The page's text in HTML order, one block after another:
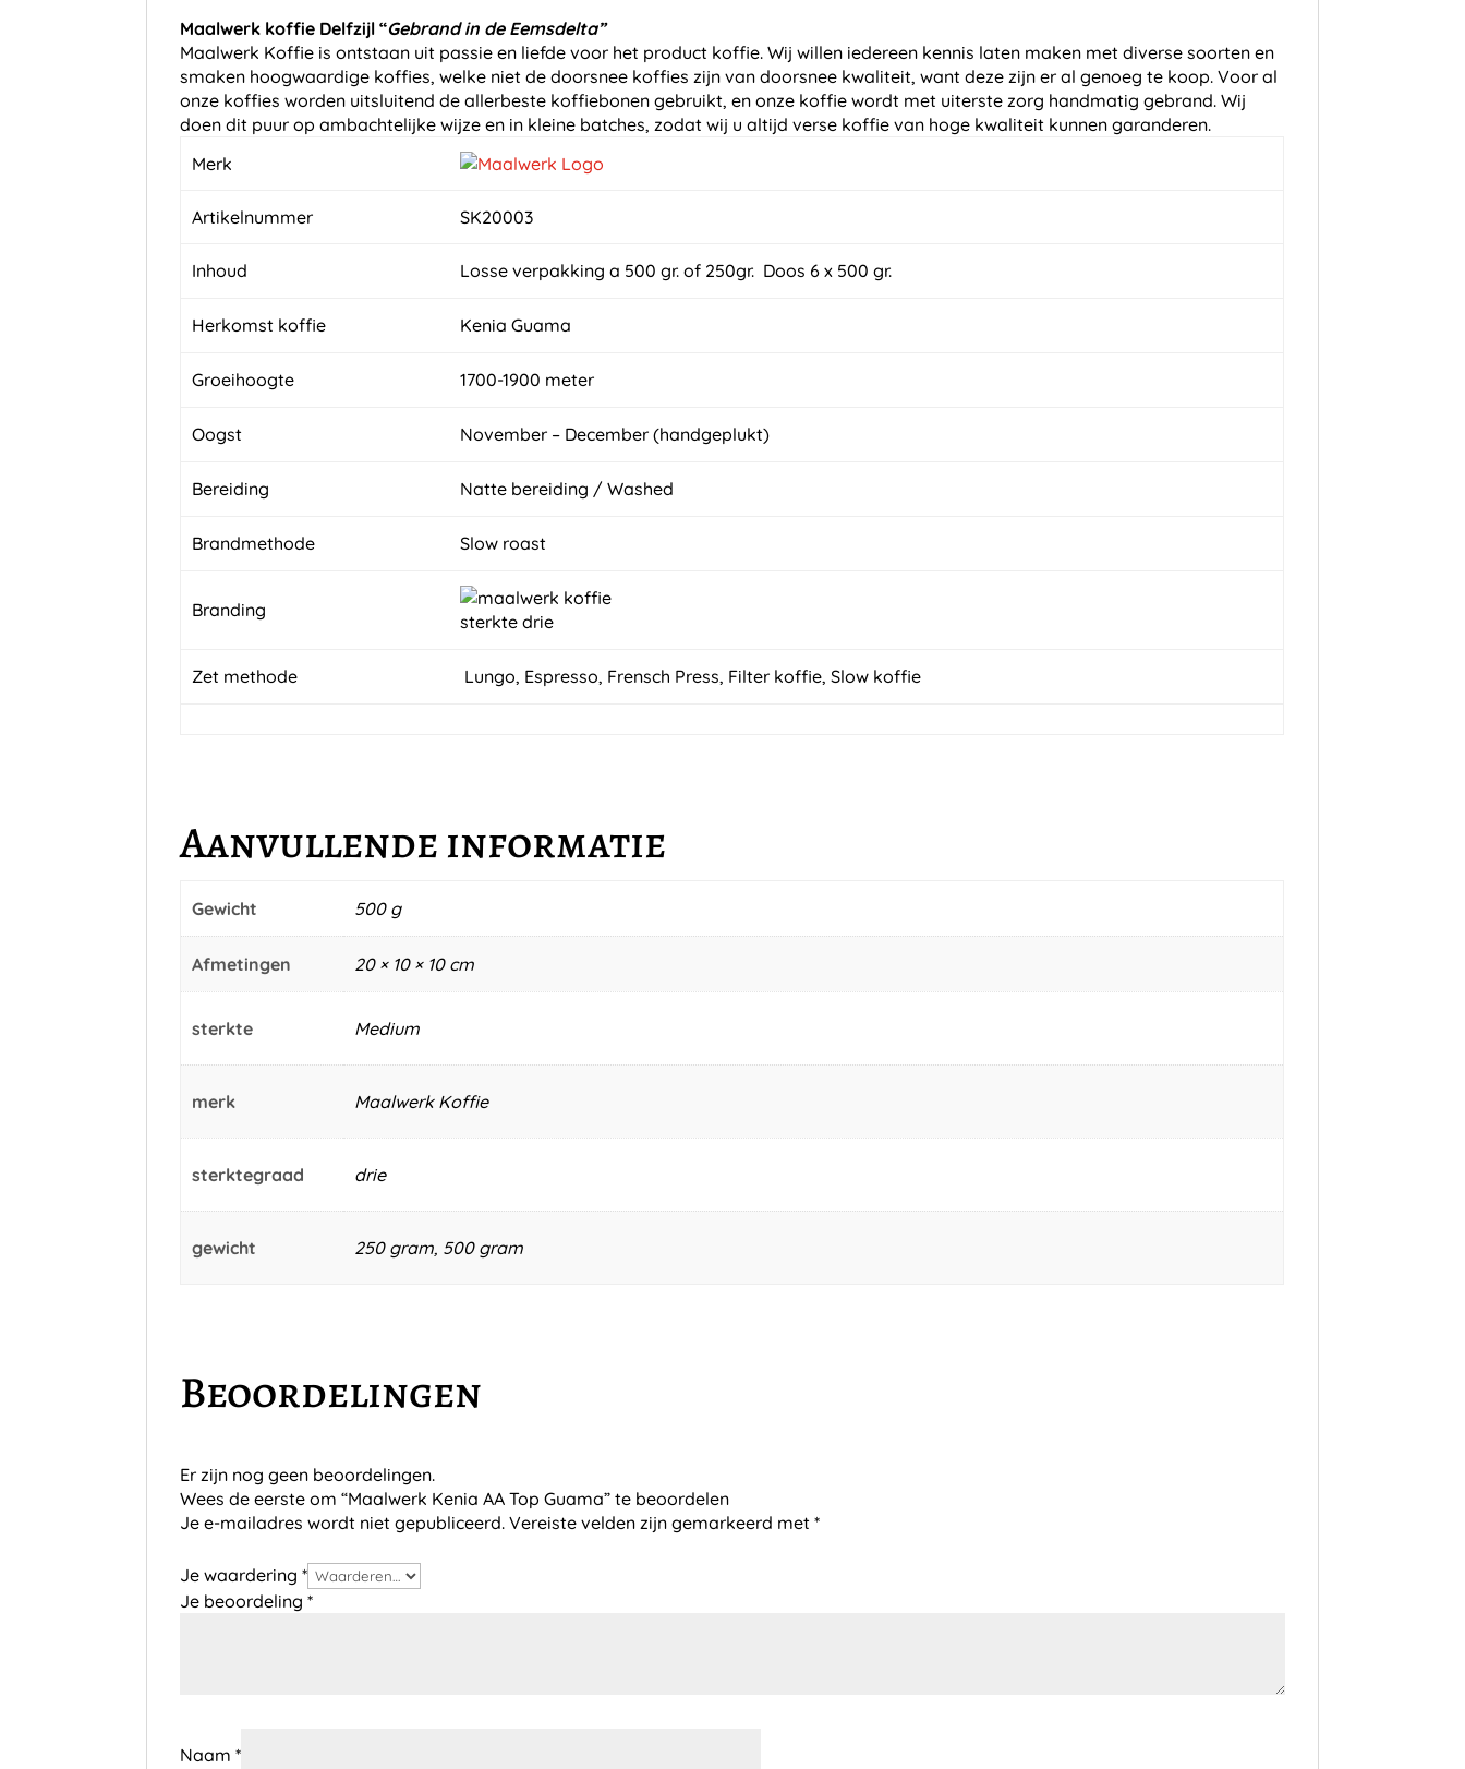
Maalwerk koffie Delfzijl “Gebrand in de Eemsdelta”
Maalwerk Koffie is ontstaan uit passie en liefde voor het product koffie. Wij willen iedereen kennis laten maken met diverse soorten en
smaken hoogwaardige koffies, welke niet de doorsnee koffies zijn van doorsnee kwaliteit, want deze zijn er al genoeg te koop. Voor al
onze koffies worden uitsluitend de allerbeste koffiebonen gebruikt, en onze koffie wordt met uiterste zorg handmatig gebrand. Wij
doen dit puur op ambachtelijke wijze en in kleine batches, zodat wij u altijd verse koffie van hoge kwaliteit kunnen garanderen.
Merk
Artikelnummer SK20003
Inhoud Losse verpakking a 500 gr. of 250gr. Doos 6 x 500 gr.
Herkomst koffie Kenia Guama
Groeihoogte 1700-1900 meter
Oogst November – December (handgeplukt)
Bereiding Natte bereiding / Washed
Brandmethode Slow roast
Branding
Zet methode Lungo, Espresso, Frensch Press, Filter koffie, Slow koffie
Aanvullende informatie
Gewicht 500 g
Afmetingen 20 × 10 × 10 cm
sterkte Medium
merk Maalwerk Koffie
sterktegraad drie
gewicht 250 gram, 500 gram
Beoordelingen
Er zijn nog geen beoordelingen.
Wees de eerste om “Maalwerk Kenia AA Top Guama” te beoordelen
Je e-mailadres wordt niet gepubliceerd. Vereiste velden zijn gemarkeerd met*
Je waardering*
Je beoordeling*
Naam*